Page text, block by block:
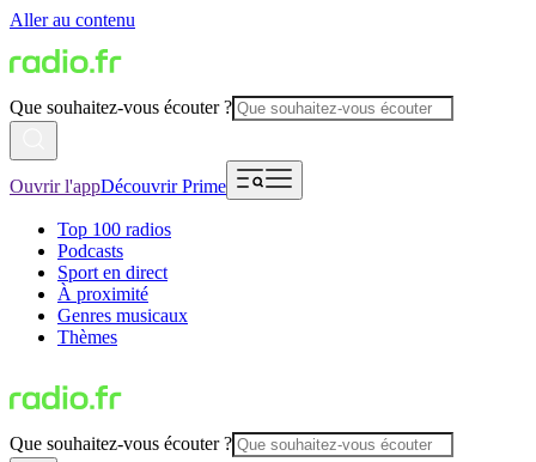
Aller au contenu
Que souhaitez-vous écouter ?
Ouvrir l'appDécouvrir Prime
Top 100 radios
Podcasts
Sport en direct
À proximité
Genres musicaux
Thèmes
Que souhaitez-vous écouter ?